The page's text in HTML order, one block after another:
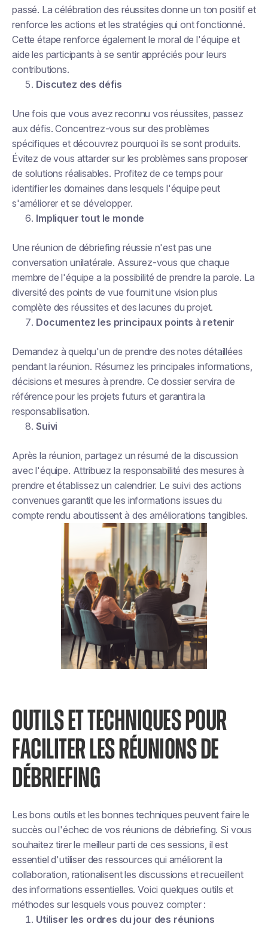
passé. La célébration des réussites donne un ton positif et
renforce les actions et les stratégies qui ont fonctionné.
Cette étape renforce également le moral de l'équipe et
aide les participants à se sentir appréciés pour leurs
contributions.
Discutez des défis
Une fois que vous avez reconnu vos réussites, passez
aux défis. Concentrez-vous sur des problèmes
spécifiques et découvrez pourquoi ils se sont produits.
Évitez de vous attarder sur les problèmes sans proposer
de solutions réalisables. Profitez de ce temps pour
identifier les domaines dans lesquels l'équipe peut
s'améliorer et se développer.
Impliquer tout le monde
Une réunion de débriefing réussie n'est pas une
conversation unilatérale. Assurez-vous que chaque
membre de l'équipe a la possibilité de prendre la parole. La
diversité des points de vue fournit une vision plus
complète des réussites et des lacunes du projet.
Documentez les principaux points à retenir
Demandez à quelqu'un de prendre des notes détaillées
pendant la réunion. Résumez les principales informations,
décisions et mesures à prendre. Ce dossier servira de
référence pour les projets futurs et garantira la
responsabilisation.
Suivi
Après la réunion, partagez un résumé de la discussion
avec l'équipe. Attribuez la responsabilité des mesures à
prendre et établissez un calendrier. Le suivi des actions
convenues garantit que les informations issues du
compte rendu aboutissent à des améliorations tangibles.
OUTILS ET TECHNIQUES POUR
FACILITER LES RÉUNIONS DE
DÉBRIEFING
Les bons outils et les bonnes techniques peuvent faire le
succès ou l'échec de vos réunions de débriefing. Si vous
souhaitez tirer le meilleur parti de ces sessions, il est
essentiel d'utiliser des ressources qui améliorent la
collaboration, rationalisent les discussions et recueillent
des informations essentielles. Voici quelques outils et
méthodes sur lesquels vous pouvez compter :
Utiliser les ordres du jour des réunions